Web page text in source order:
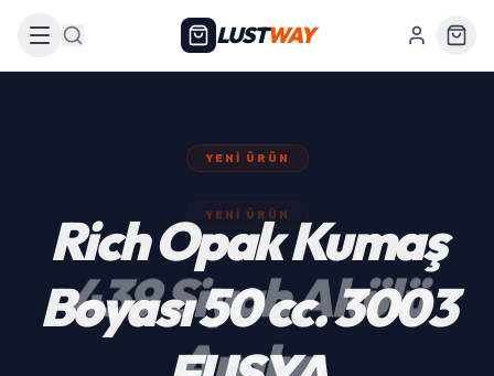
Arama LUSTWAY
439 Siyah Akülü
Araba